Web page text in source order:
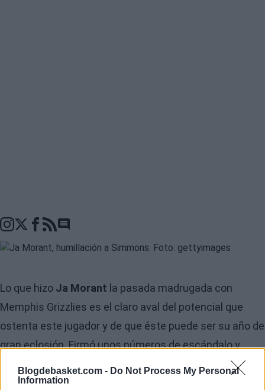
Blogdebasket.com - Do Not Process My Personal
Information
Go to comments seciton
Lo que hizo Ja Morant la pasada madrugada con
Memphis Grizzlies es el claro aval del potencial que
ostenta este jugador y de que éste puede ser su año de
gran eclosión. Firmó unos números de escándalo y
registra en la liga un 55% y 60% de acierto en tiros de
campo y triples. Además, tiró de picaresca para dejar